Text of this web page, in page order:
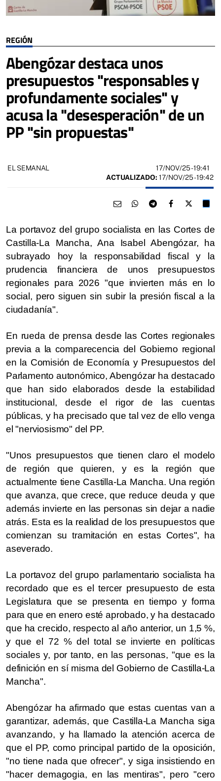
REGIÓN
Abengózar destaca unos
presupuestos "responsables y
profundamente sociales" y
acusa la "desesperación" de un
PP "sin propuestas"
EL SEMANAL 17/NOV/25- 19:41
ACTUALIZADO: 17/NOV/25 - 19:42
La portavoz del grupo socialista en las Cortes de
Castilla-La Mancha, Ana Isabel Abengózar, ha
subrayado hoy la responsabilidad fiscal y la
prudencia financiera de unos presupuestos
regionales para 2026 "que invierten más en lo
social, pero siguen sin subir la presión fiscal a la
ciudadanía".
En rueda de prensa desde las Cortes regionales
previa a la comparecencia del Gobierno regional
en la Comisión de Economía y Presupuestos del
Parlamento autonómico, Abengózar ha destacado
que han sido elaborados desde la estabilidad
institucional, desde el rigor de las cuentas
públicas, y ha precisado que tal vez de ello venga
el "nerviosismo" del PP.
"Unos presupuestos que tienen claro el modelo
de región que quieren, y es la región que
actualmente tiene Castilla-La Mancha. Una región
que avanza, que crece, que reduce deuda y que
además invierte en las personas sin dejar a nadie
atrás. Esta es la realidad de los presupuestos que
comienzan su tramitación en estas Cortes", ha
aseverado.
La portavoz del grupo parlamentario socialista ha
recordado que es el tercer presupuesto de esta
Legislatura que se presenta en tiempo y forma
para que en enero esté aprobado, y ha destacado
que ha crecido, respecto al año anterior, un 1,5 %,
y que el 72 % del total se invierte en políticas
sociales y, por tanto, en las personas, "que es la
definición en sí misma del Gobierno de Castilla-La
Mancha".
Abengózar ha afirmado que estas cuentas van a
garantizar, además, que Castilla-La Mancha siga
avanzando, y ha llamado la atención acerca de
que el PP, como principal partido de la oposición,
"no tiene nada que ofrecer", y siga insistiendo en
"hacer demagogia, en las mentiras", pero "cero